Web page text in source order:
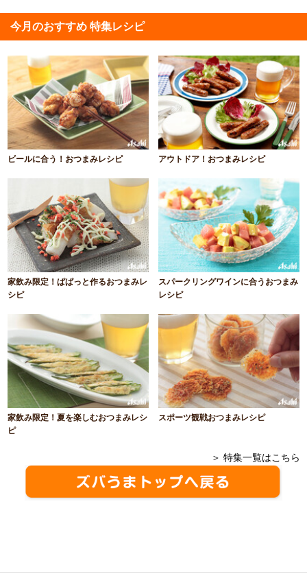
今月のおすすめ 特集レシピ
ビールに合う！おつまみレシピ アウトドア！おつまみレシピ
家飲み限定！ぱぱっと作るおつまみレ
シピ
スパークリングワインに合うおつまみ
レシピ
家飲み限定！夏を楽しむおつまみレシ
ピ
スポーツ観戦おつまみレシピ
＞ 特集一覧はこちら